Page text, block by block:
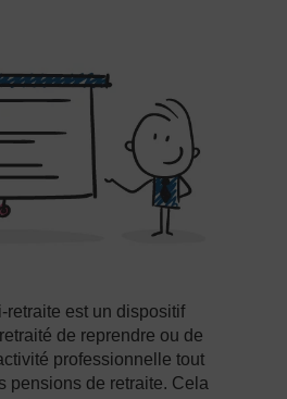
retraite est un dispositif
de reprendre ou de
professionnelle tout
pensions de retraite. Cela